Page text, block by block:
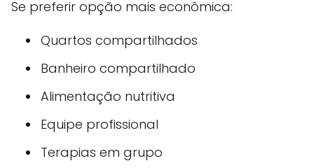
Se preferir opção mais econômica:
Quartos compartilhados
Banheiro compartilhado
Alimentação nutritiva
Equipe profissional
Terapias em grupo